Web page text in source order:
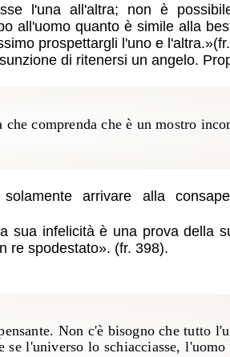
l'una all'altra; non è
all'uomo quanto è simile alla
prospettargli l'uno e l'altra.
di ritenersi un angelo.
comprenda che è un mostro
arrivare alla
sua infelicità è una prova della
re spodestato . (fr. 398).
Non c'è bisogno che tutto
l'universo lo schiacciasse, l'uomo